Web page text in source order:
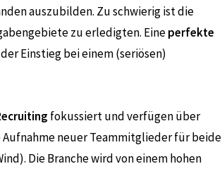
auszubilden. Zu schwierig ist die
zu erledigten. Eineperfekte
Einstieg bei einem (seriösen)
fokussiert und verfügen über
neuer Teammitglieder für beide
Die Branche wird von einem hohen